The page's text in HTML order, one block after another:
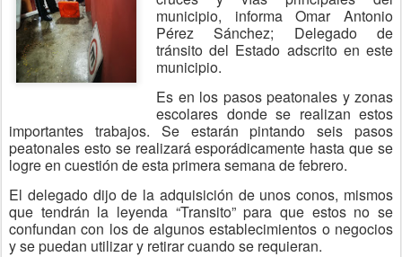
municipio, informa Omar Antonio
Pérez Sánchez; Delegado de
tránsito del Estado adscrito en este
municipio.
Es en los pasos peatonales y zonas
escolares donde se realizan estos
importantes trabajos. Se estarán pintando seis pasos
peatonales esto se realizará esporádicamente hasta que se
logre en cuestión de esta primera semana de febrero.
El delegado dijo de la adquisición de unos conos, mismos
que tendrán la leyenda “Transito” para que estos no se
confundan con los de algunos establecimientos o negocios
y se puedan utilizar y retirar cuando se requieran.